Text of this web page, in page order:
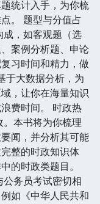
统计入手，为你梳
。 题型与分值占
，如客观题（选
案例分析题、申论
习时间和精力，做
于大数据分析，为
，让你在海量知识
费时间。 时政热
本书将为你梳理
闻，并分析其可能
整的时政知识体
的时政类题目。
务员考试密切相
如《中华人民共和